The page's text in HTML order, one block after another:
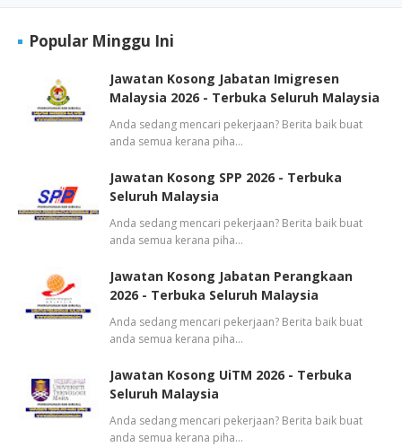
Popular Minggu Ini
Jawatan Kosong Jabatan Imigresen
Malaysia 2026 - Terbuka Seluruh Malaysia
Anda sedang mencari pekerjaan? Berita baik buat
anda semua kerana piha…
Jawatan Kosong SPP 2026 - Terbuka
Seluruh Malaysia
Anda sedang mencari pekerjaan? Berita baik buat
anda semua kerana piha…
Jawatan Kosong Jabatan Perangkaan
2026 - Terbuka Seluruh Malaysia
Anda sedang mencari pekerjaan? Berita baik buat
anda semua kerana piha…
Jawatan Kosong UiTM 2026 - Terbuka
Seluruh Malaysia
Anda sedang mencari pekerjaan? Berita baik buat
anda semua kerana piha…